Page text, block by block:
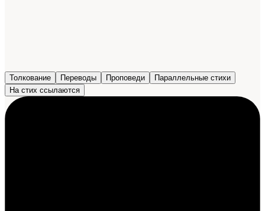
Толкование Переводы Проповеди
Параллельные стихи
На стих ссылаются